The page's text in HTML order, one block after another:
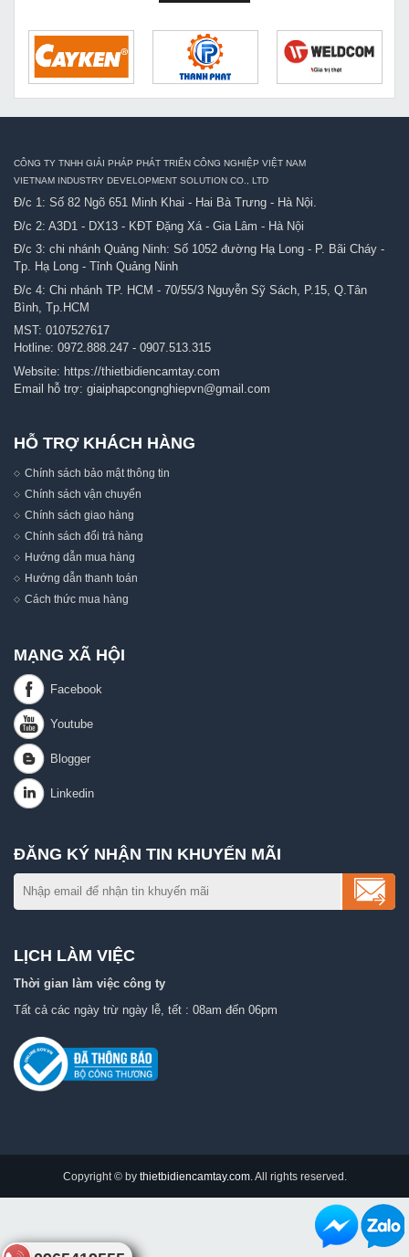
CÔNG TY TNHH GIẢI PHÁP PHÁT TRIỂN CÔNG NGHIỆP VIỆT NAM
VIETNAM INDUSTRY DEVELOPMENT SOLUTION CO., LTD
Đ/c 1: Số 82 Ngõ 651 Minh Khai - Hai Bà Trưng - Hà Nội.
Đ/c 2: A3D1 - DX13 - KĐT Đặng Xá - Gia Lâm - Hà Nội
Đ/c 3: chi nhánh Quảng Ninh: Số 1052 đường Hạ Long - P. Bãi Cháy -
Tp. Hạ Long - Tỉnh Quảng Ninh
Đ/c 4: Chi nhánh TP. HCM - 70/55/3 Nguyễn Sỹ Sách, P.15, Q.Tân
Bình, Tp.HCM
MST: 0107527617
Hotline: 0972.888.247 - 0907.513.315
Website: https://thietbidiencamtay.com
Email hỗ trợ: giaiphapcongnghiepvn@gmail.com
HỖ TRỢ KHÁCH HÀNG
Chính sách bảo mật thông tin
Chính sách vận chuyển
Chính sách giao hàng
Chính sách đổi trả hàng
Hướng dẫn mua hàng
Hướng dẫn thanh toán
Cách thức mua hàng
MẠNG XÃ HỘI
ĐĂNG KÝ NHẬN TIN KHUYẾN MÃI
LỊCH LÀM VIỆC
Thời gian làm việc công ty
Tất cả các ngày trừ ngày lễ, tết : 08am đến 06pm
Copyright © by thietbidiencamtay.com. All rights reserved.